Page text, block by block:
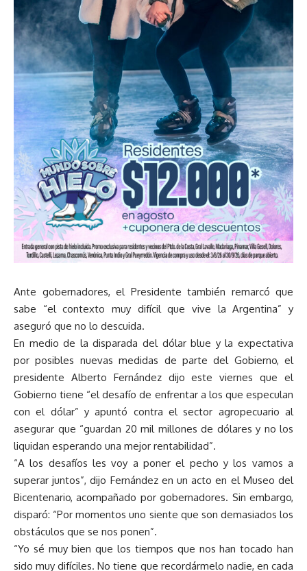
Ante gobernadores, el Presidente también remarcó que
sabe “el contexto muy difícil que vive la Argentina” y
aseguró que no lo descuida.
En medio de la disparada del dólar blue y la expectativa
por posibles nuevas medidas de parte del Gobierno, el
presidente Alberto Fernández dijo este viernes que el
Gobierno tiene “el desafío de enfrentar a los que especulan
con el dólar” y apuntó contra el sector agropecuario al
asegurar que “guardan 20 mil millones de dólares y no los
liquidan esperando una mejor rentabilidad”.
“A los desafíos les voy a poner el pecho y los vamos a
superar juntos”, dijo Fernández en un acto en el Museo del
Bicentenario, acompañado por gobernadores. Sin embargo,
disparó: “Por momentos uno siente que son demasiados los
obstáculos que se nos ponen”.
“Yo sé muy bien que los tiempos que nos han tocado han
sido muy difíciles. No tiene que recordármelo nadie, en cada